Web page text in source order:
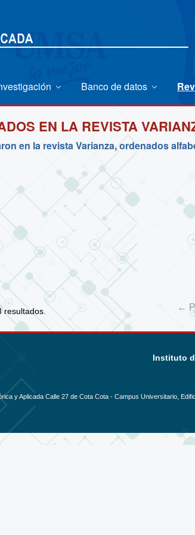
Banco de datos
EN LA REVISTA
en la revista Varianza, ordenados
resultados. ←
Instituto
y Aplicada Calle 27 de Cota Cota - Campus Universitario,